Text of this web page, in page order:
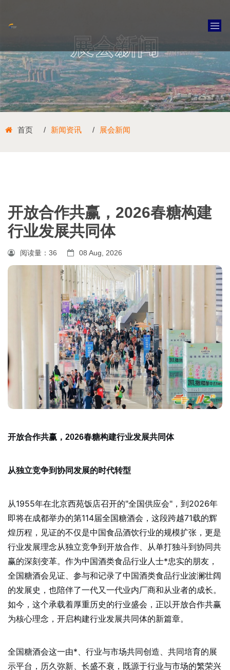
展会新闻
首页 新闻资讯 展会新闻
开放合作共赢，2026春糖构建
行业发展共同体
阅读量： 36 08 Aug, 2026
开放合作共赢，2026春糖构建行业发展共同体
从独立竞争到协同发展的时代转型
从1955年在北京西苑饭店召开的"全国供应会"，到2026年
即将在成都举办的第114届全国糖酒会，这段跨越71载的辉
煌历程，见证的不仅是中国食品酒饮行业的规模扩张，更是
行业发展理念从独立竞争到开放合作、从单打独斗到协同共
赢的深刻变革。作为中国酒类食品行业人士*忠实的朋友，
全国糖酒会见证、参与和记录了中国酒类食品行业波澜壮阔
的发展史，也陪伴了一代又一代业内厂商和从业者的成长。
如今，这个承载着厚重历史的行业盛会，正以开放合作共赢
为核心理念，开启构建行业发展共同体的新篇章。
全国糖酒会这一由*、行业与市场共同创造、共同培育的展
示平台，历久弥新、长盛不衰，既源于行业与市场的繁荣兴